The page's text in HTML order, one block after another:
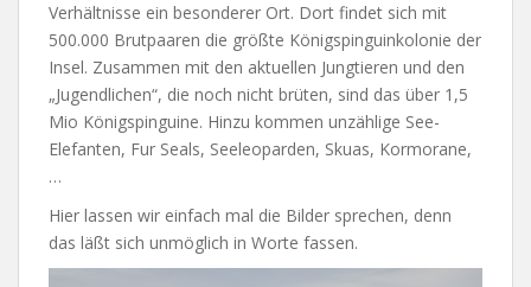
Verhältnisse ein besonderer Ort. Dort findet sich mit
500.000 Brutpaaren die größte Königspinguinkolonie der
Insel. Zusammen mit den aktuellen Jungtieren und den
„Jugendlichen“, die noch nicht brüten, sind das über 1,5
Mio Königspinguine. Hinzu kommen unzählige See-
Elefanten, Fur Seals, Seeleoparden, Skuas, Kormorane,
…
Hier lassen wir einfach mal die Bilder sprechen, denn
das läßt sich unmöglich in Worte fassen.